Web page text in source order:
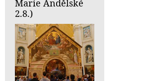
Marie Andělské
2.8.)